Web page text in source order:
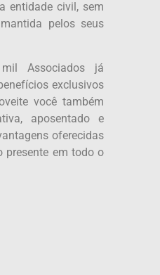
entidade civil, sem
pelos seus
Associados já
exclusivos
você também
aposentado e
oferecidas
presente em todo o